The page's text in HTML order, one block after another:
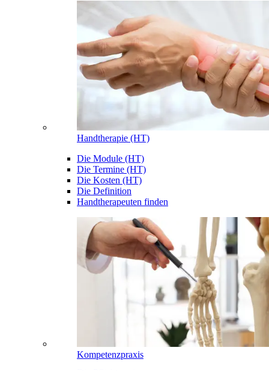
Handtherapie (HT)
Die Module (HT)
Die Termine (HT)
Die Kosten (HT)
Die Definition
Handtherapeuten finden
Kompetenzpraxis